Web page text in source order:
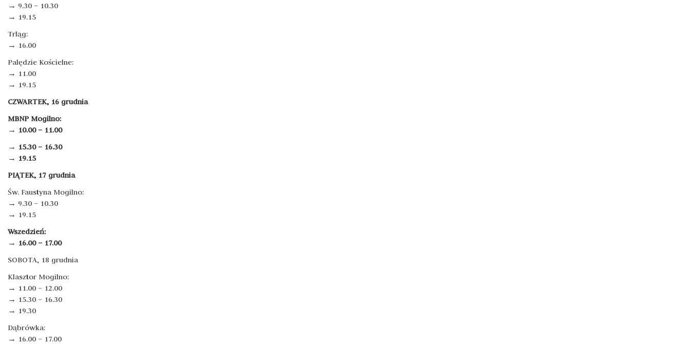
→ 9.30 – 10.30
→ 19.15
Trląg:
→ 16.00
Palędzie Kościelne:
→ 11.00
→ 19.15
CZWARTEK, 16 grudnia
MBNP Mogilno:
→ 10.00 – 11.00
→ 15.30 – 16.30
→ 19.15
PIĄTEK, 17 grudnia
Św. Faustyna Mogilno:
→ 9.30 – 10.30
→ 19.15
Wszedzień:
→ 16.00 – 17.00
SOBOTA, 18 grudnia
Klasztor Mogilno:
→ 11.00 – 12.00
→ 15.30 – 16.30
→ 19.30
Dąbrówka:
→ 16.00 – 17.00